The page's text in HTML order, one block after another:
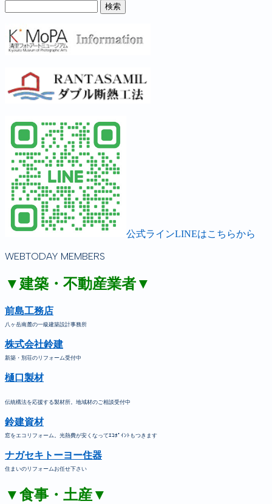
公式ラインLINEはこちらから
WEBTODAY MEMBERS
▼建築・不動産業者▼
前島工務店
八ヶ岳南麓の一級建築設計事務所
株式会社鈴建
新築・別荘のリフォーム受付中
樋口製材
伝統構法を応援する製材所。地域材のご相談受付中
鈴建資材
窓をエコリフォーム。光熱費が安くなってｴｺﾎﾟｲﾝﾄもつきます
ナガセキトーヨー住器
住まいのリフォームお任せ下さい
▼食事・土産▼